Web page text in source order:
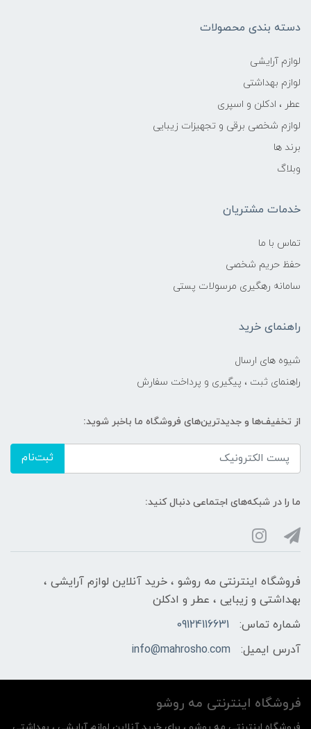
دسته بندی محصولات
لوازم آرایشی
لوازم بهداشتی
عطر ، ادکلن و اسپری
لوازم شخصی برقی و تجهیزات زیبایی
برند ها
وبلاگ
خدمات مشتریان
تماس با ما
حفظ حریم شخصی
سامانه رهگیری مرسولات پستی
راهنمای خرید
شیوه های ارسال
راهنمای ثبت ، پیگیری و پرداخت سفارش
از تخفیف‌ها و جدیدترین‌های فروشگاه ما باخبر شوید:
ثبت‌نام
ما را در شبکه‌های اجتماعی دنبال کنید:
فروشگاه اینترنتی مه‌ رو‌شو ، خرید آنلاین لوازم آرایشی ،
بهداشتی و زیبایی ، عطر و ادکلن
شماره تماس:
09124116631
آدرس ایمیل:
info@mahrosho.com
فروشگاه اینترنتی مه‌ رو‌شو